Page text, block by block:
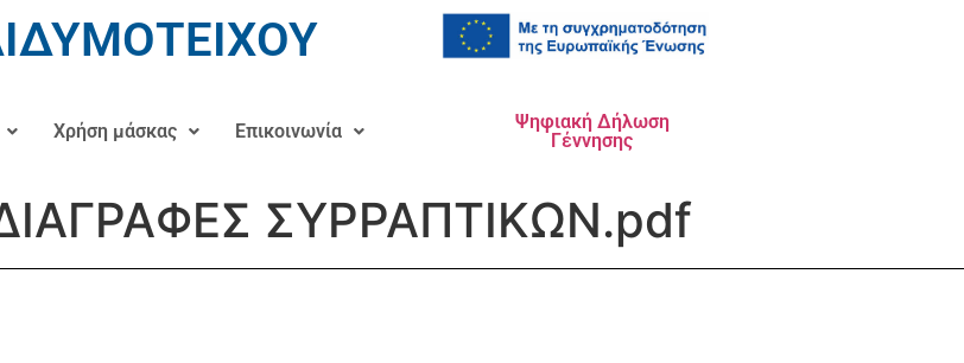
Χρήση μάσκας Επικοινωνία
Ψηφιακή Δήλωση
Γέννησης
ΣΥΡΡΑΠΤΙΚΩΝ.pdf